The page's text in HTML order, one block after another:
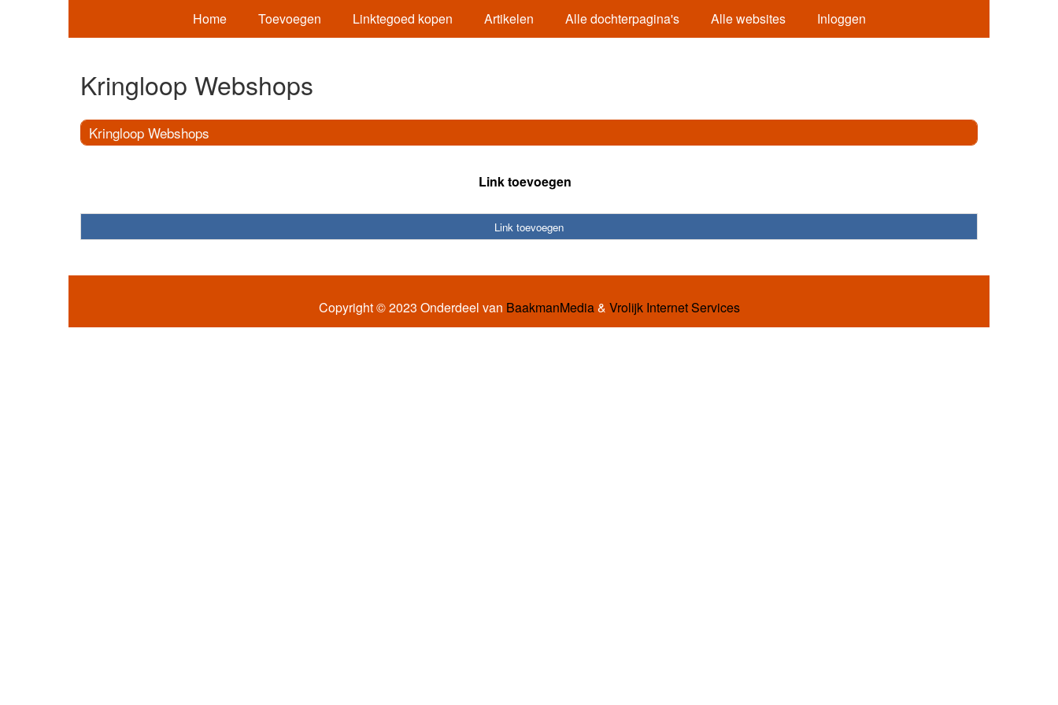
Home Toevoegen Linktegoed kopen Artikelen Alle dochterpagina's Alle websites Inloggen
Kringloop Webshops
Kringloop Webshops
Link toevoegen
Link toevoegen
Copyright © 2023 Onderdeel van BaakmanMedia& Vrolijk Internet Services